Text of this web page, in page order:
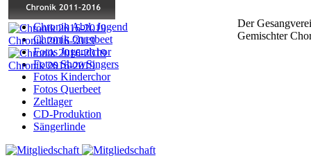
Der
Gemischter
Chronik
Chronik Abtl. Jugend
Chronik Querbeet
Fotos Jugendchor
Fotos ShowSingers
Fotos Kinderchor
Fotos Querbeet
Zeltlager
CD-Produktion
Sängerlinde